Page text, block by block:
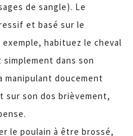
de sangle). Le
et basé sur le
habituez le cheval
simplement dans son
manipulant doucement
sur son dos brièvement,
le poulain à être brossé,